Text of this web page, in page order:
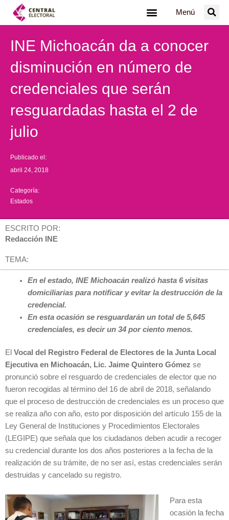
Menú
INE Michoacán da a conocer
disminución en número de
credenciales que serán
resguardadas hasta el 2 de
julio
Publicado el:
abril 24, 2018
Categoría:
Estados
ESCRITO POR:
Redacción INE
TEMA:
En el estado, INE Michoacán realizó hasta 6 visitas
domiciliarias para notificar y evitar la destrucción de la
credencial.
En esta ocasión se resguardarán un total de 5,645
credenciales, es decir un 34 por ciento menos.
El Vocal del Registro Federal de Electores de la Junta Local
Ejecutiva en Michoacán, Lic. Jaime Quintero Gómez se
pronunció sobre el resguardo de credenciales de elector que no
fueron recogidas al término del 16 de abril de 2018, señalando
que el proceso de destrucción de credenciales es un proceso que
se realiza año con año, esto por disposición del artículo 155 de la
Ley General de Instituciones y Procedimientos Electorales
(LEGIPE) que señala que los ciudadanos deben acudir a recoger
su credencial durante los dos años posteriores a la fecha de la
realización de su trámite, de no ser así, estas credenciales serán
destruidas y cancelado su registro.
Para esta
ocasión la fecha